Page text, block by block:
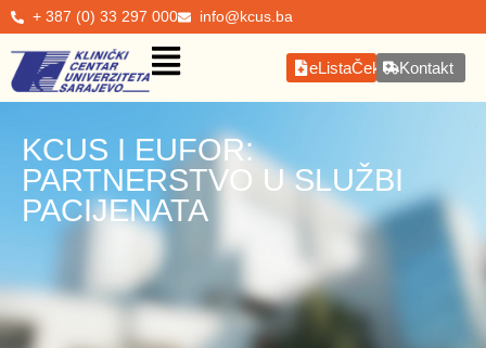
+ 387 (0) 33 297 000 info@kcus.ba
eListaČekanjaKontakt
KCUS I EUFOR:
PARTNERSTVO U SLUŽBI
PACIJENATA